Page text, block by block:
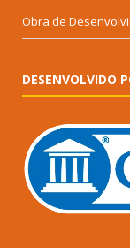
Obra de
DESENVOLVIDO